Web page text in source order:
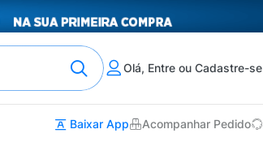
Olá, Entre ou Cadastre-se
Baixar App Acompanhar Pedido